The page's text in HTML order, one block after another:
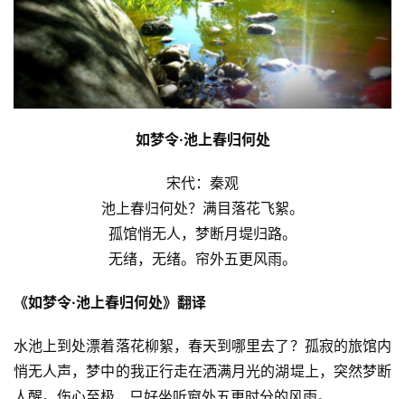
如梦令·池上春归何处
宋代：秦观
池上春归何处？满目落花飞絮。
孤馆悄无人，梦断月堤归路。
无绪，无绪。帘外五更风雨。
《如梦令·池上春归何处》翻译
水池上到处漂着落花柳絮，春天到哪里去了？孤寂的旅馆内
悄无人声，梦中的我正行走在洒满月光的湖堤上，突然梦断